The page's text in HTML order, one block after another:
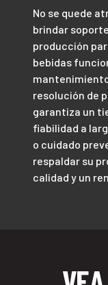
No se quede
brindar
producción
bebidas
resolución de
garantiza un
fiabilidad a
o cuidado
respaldar su
calidad y un